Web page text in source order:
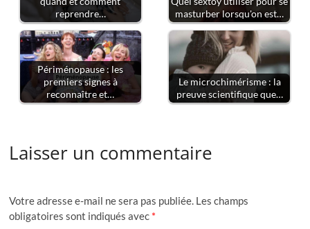
reprendre…
masturber lorsqu'on est…
Périménopause : les
premiers signes à
reconnaître et…
Le microchimérisme : la
preuve scientifique que…
Laisser un commentaire
Votre adresse e-mail ne sera pas publiée. Les champs
obligatoires sont indiqués avec *